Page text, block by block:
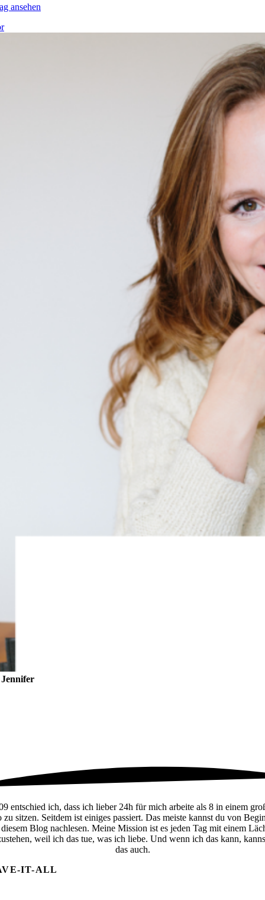
ansehen
Jennifer
entschied ich, dass ich lieber 24h für mich arbeite als 8 in einem
zu sitzen. Seitdem ist einiges passiert. Das meiste kannst du von
Blog nachlesen. Meine Mission ist es jeden Tag mit einem
weil ich das tue, was ich liebe. Und wenn ich das kann,
das auch.
IT-ALL